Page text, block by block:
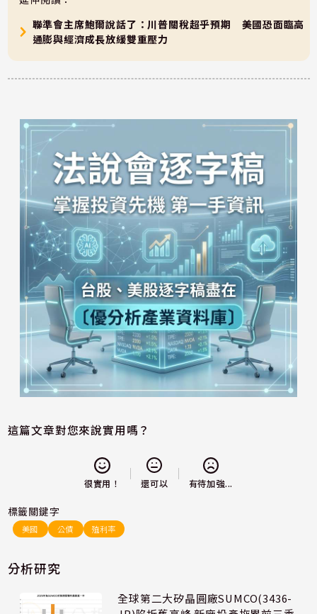
聯準會主席鮑爾說話了：川普關稅超乎預期 美國恐面臨高
通膨與經濟成長放緩雙重壓力
這篇文章對您來說實用嗎？
很實用！ 還可以 有待加強...
標籤關鍵字
美國 公債 殖利率
分析研究
全球第二大矽晶圓廠SUMCO(3436-